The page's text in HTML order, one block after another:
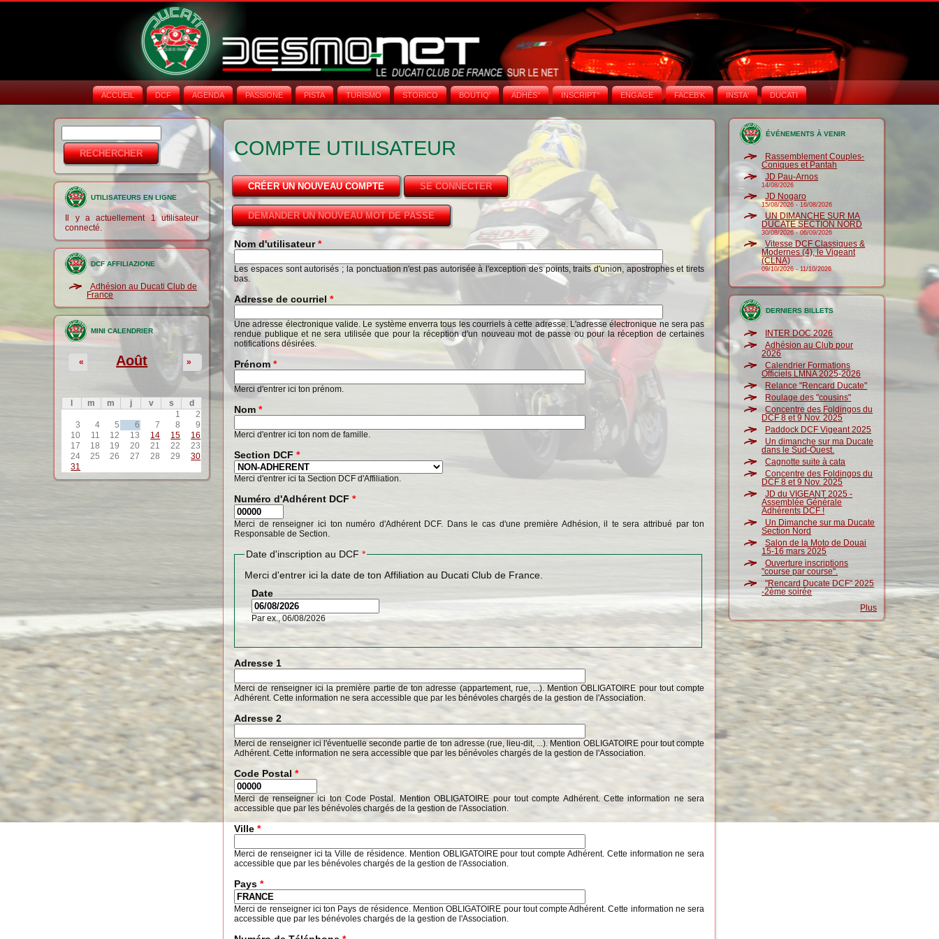
ACCUEIL DCF AGENDA PASSIONE PISTA TURISMO STORICO BOUTIQ' ADHÉS° INSCRIPT° ENGAGE FACEB'K INSTA‘ DUCATI
Formulaire de
recherche
UTILISATEURS EN LIGNE
Il y a actuellement 1 utilisateur
connecté.
DCF AFFILIAZIONE
Adhésion au Ducati Club de
France
MINI CALENDRIER
Août
« »
m m j v s
d
1
2
3
4 5 6 7 8
9
10
11 12 13 14 15
16
17
18 19 20 21 22
23
24
25 26 27 28 29
30
31
COMPTE UTILISATEUR
CRÉER UN NOUVEAU COMPTE(ONGLET ACTIF)SE CONNECTER
DEMANDER UN NOUVEAU MOT DE PASSE
Nom d'utilisateur*
Les espaces sont autorisés ; la ponctuation n'est pas autorisée à l'exception des points, traits d'union, apostrophes et tirets
bas.
Adresse de courriel*
Une adresse électronique valide. Le système enverra tous les courriels à cette adresse. L'adresse électronique ne sera pas
rendue publique et ne sera utilisée que pour la réception d'un nouveau mot de passe ou pour la réception de certaines
notifications désirées.
Prénom*
Merci d'entrer ici ton prénom.
Nom*
Merci d'entrer ici ton nom de famille.
Section DCF*
Merci d'entrer ici ta Section DCF d'Affiliation.
Numéro d'Adhérent DCF*
Merci de renseigner ici ton numéro d'Adhérent DCF. Dans le cas d'une première Adhésion, il te sera attribué par ton
Responsable de Section.
Date d'inscription au DCF*
Merci d'entrer ici la date de ton Affiliation au Ducati Club de France.
Date
Par ex., 06/08/2026
Adresse 1
Merci de renseigner ici la première partie de ton adresse (appartement, rue, ...). Mention OBLIGATOIRE pour tout compte
Adhérent. Cette information ne sera accessible que par les bénévoles chargés de la gestion de l'Association.
Adresse 2
Merci de renseigner ici l'éventuelle seconde partie de ton adresse (rue, lieu-dit, ...). Mention OBLIGATOIRE pour tout compte
Adhérent. Cette information ne sera accessible que par les bénévoles chargés de la gestion de l'Association.
Code Postal*
Merci de renseigner ici ton Code Postal. Mention OBLIGATOIRE pour tout compte Adhérent. Cette information ne sera
accessible que par les bénévoles chargés de la gestion de l'Association.
Ville*
Merci de renseigner ici ta Ville de résidence. Mention OBLIGATOIRE pour tout compte Adhérent. Cette information ne sera
accessible que par les bénévoles chargés de la gestion de l'Association.
Pays*
Merci de renseigner ici ton Pays de résidence. Mention OBLIGATOIRE pour tout compte Adhérent. Cette information ne sera
accessible que par les bénévoles chargés de la gestion de l'Association.
ÉVÉNEMENTS À VENIR
Rassemblement Couples-
Coniques et Pantah
JD Pau-Arnos
14/08/2026
JD Nogaro
15/08/2026 -16/08/2026
UN DIMANCHE SUR MA
DUCATE SECTION NORD
30/08/2026-06/09/2026
Vitesse DCF Classiques &
Modernes (4), le Vigeant
(CLNA)
09/10/2026-11/10/2026
DERNIERS BILLETS
INTER DOC 2026
Adhésion au Club pour
2026
Calendrier Formations
Officiels LMNA 2025-2026
Relance "Rencard Ducate"
Roulage des "cousins"
Concentre des Foldingos du
DCF 8 et 9 Nov. 2025
Paddock DCF Vigeant 2025
Un dimanche sur ma Ducate
dans le Sud-Ouest.
Cagnotte suite à cata
Concentre des Foldingos du
DCF 8 et 9 Nov. 2025
JD du VIGEANT 2025 -
Assemblée Générale
Adhérents DCF !
Un Dimanche sur ma Ducate
Section Nord
Salon de la Moto de Douai
15-16 mars 2025
Ouverture inscriptions
"course par course".
"Rencard Ducate DCF" 2025
-2ème soirée
Plus